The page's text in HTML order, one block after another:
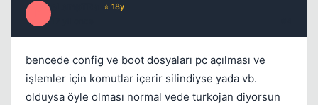
⭐ 18y
bencede config ve boot dosyaları pc açılması ve
işlemler için komutlar içerir silindiyse yada vb.
olduysa öyle olması normal vede turkojan diyorsun